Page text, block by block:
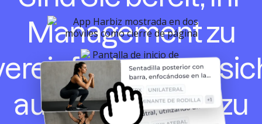
Management zu
und
auf Ihre Kunden zu